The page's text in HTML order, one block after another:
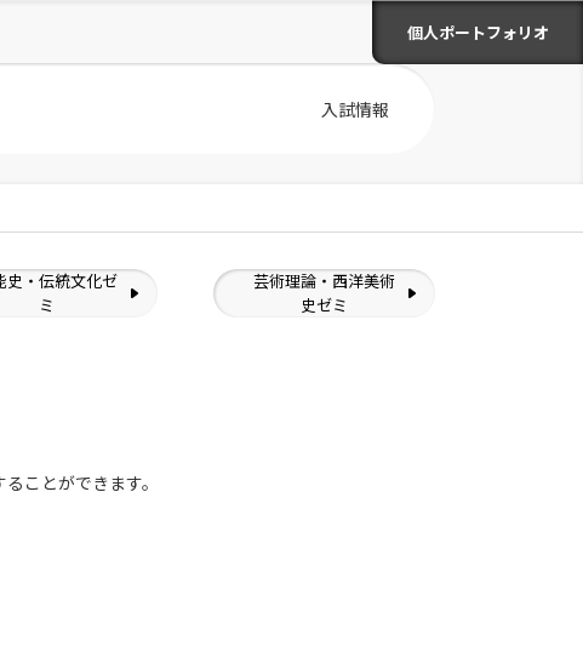
個人ポートフォリオ
入試情報
史・伝統文化ゼ
ミ
芸術理論・西洋美術
史ゼミ
ことができます。